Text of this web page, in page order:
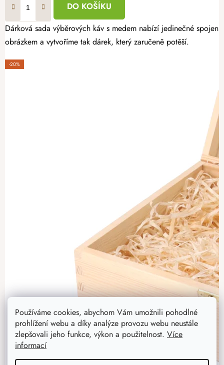
Používáme cookies, abychom Vám umožnili pohodlné
prohlížení webu a díky analýze provozu webu neustále
zlepšovali jeho funkce, výkon a použitelnost. Více
informací
DO KOŠÍKU
Dárková sada výběrových káv s medem nabízí jedinečné
obrázkem a vytvoříme tak dárek, který zaručeně potěší.
-20%